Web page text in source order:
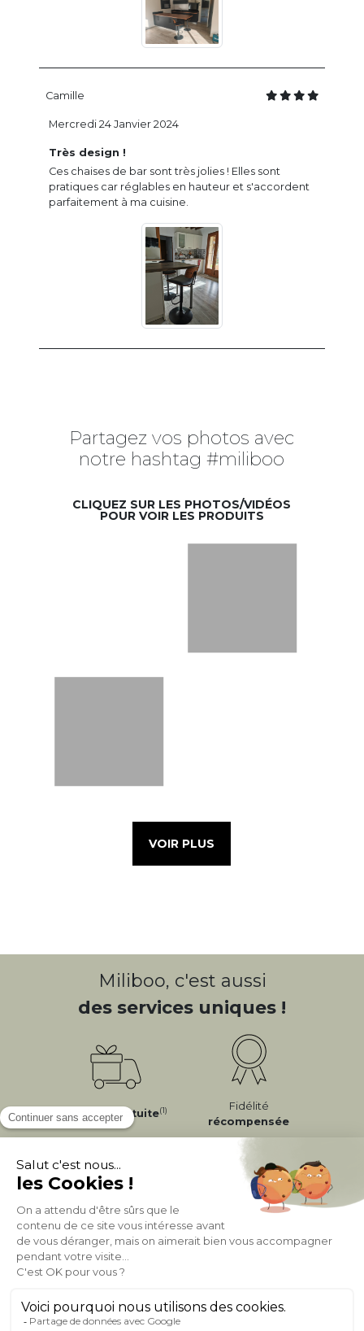
Camille
Très design !
Ces chaises de bar sont très jolies ! Elles sont
pratiques car réglables en hauteur et s'accordent
parfaitement à ma cuisine.
Mercredi 24 Janvier 2024
Partagez vos photos avec
notre hashtag #miliboo
CLIQUEZ SUR LES PHOTOS/VIDÉOS
POUR VOIR LES PRODUITS
VOIR PLUS
Miliboo, c'est aussi
des services uniques !
LivraisonGratuite(1)
Fidélité
récompensée
Expéditionen
24/72h
Appel gratuit
0 20 88 04 14